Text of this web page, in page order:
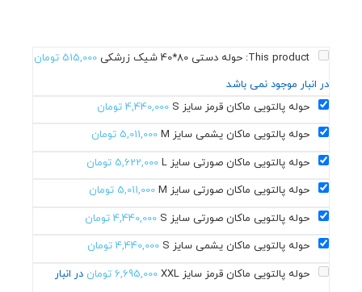
This product: حوله دستی 80*40 شیک زرشکی 515,000 تومان
در انبار موجود نمی باشد
حوله پالتویی ماکان قرمز سایز S
4,440,000 تومان
حوله پالتویی ماکان یشمی سایز M
5,011,000 تومان
حوله پالتویی ماکان صورتی سایز L
5,622,000 تومان
حوله پالتویی ماکان صورتی سایز M
5,011,000 تومان
حوله پالتویی ماکان صورتی سایز S
4,440,000 تومان
حوله پالتویی ماکان یشمی سایز S
4,440,000 تومان
حوله پالتویی ماکان قرمز سایز XXL
6,695,000 تومان در انبار